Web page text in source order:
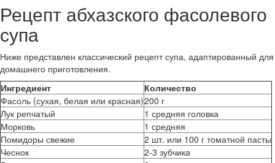
Рецепт абхазского фасолевого
супа
Ниже представлен классический рецепт супа, адаптированный для
домашнего приготовления.
Ингредиент
Количество
Фасоль (сухая, белая или красная)200 г
Лук репчатый
1 средняя головка
Морковь
1 средняя
Помидоры свежие
2 шт. или 100 г томатной пасты
Чеснок
2-3 зубчика